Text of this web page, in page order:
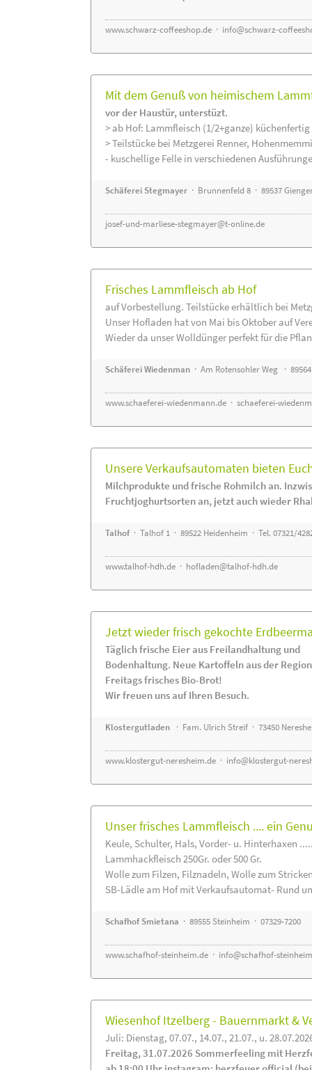
www.schwarz-coffeeshop.de · info@schwarz-
Mit dem Genuß von heimischem
vor der Haustür, unterstüzt.
> ab Hof: Lammfleisch (1/2+ganze)
> Teilstücke bei Metzgerei Renner,
- kuschellige Felle in verschiedenen
Schäferei Stegmayer · Brunnenfeld 8 · 89537
josef-und-marliese-stegmayer@t-online.de
Frisches Lammfleisch ab Hof
auf Vorbestellung. Teilstücke erhältlich bei
Unser Hofladen hat von Mai bis Oktober auf
Wieder da unser Wolldünger perfekt für die
Schäferei Wiedenman · Am Rotensohler Weg ·
www.schaeferei-wiedenmann.de · schaeferei-
Unsere Verkaufsautomaten bieten
Milchprodukte und frische Rohmilch an.
Fruchtjoghurtsorten an, jetzt auch wieder
Talhof· Talhof 1 · 89522 Heidenheim · Tel. 07321/
www.talhof-hdh.de · hofladen@talhof-hdh.de
Jetzt wieder frisch gekochte
Täglich frische Eier aus Freilandhaltung und
Bodenhaltung. Neue Kartoffeln aus der
Freitags frisches Bio-Brot!
Wir freuen uns auf Ihren Besuch.
Klostergutladen · Fam. Ulrich Streif · 73450
www.klostergut-neresheim.de · info@klostergut-
Unser frisches Lammfleisch .... ein
Keule, Schulter, Hals, Vorder- u. Hinterhaxen
Lammhackfleisch 250Gr. oder 500 Gr.
Wolle zum Filzen, Filznadeln, Wolle zum
SB-Lädle am Hof mit Verkaufsautomat- Rund
Schafhof Smietana · 89555 Steinheim · 07329-7200
www.schafhof-steinheim.de · info@schafhof-
Wiesenhof Itzelberg - Bauernmarkt &
Juli: Dienstag, 07.07., 14.07., 21.07., u.
Freitag, 31.07.2026 Sommerfeeling mit